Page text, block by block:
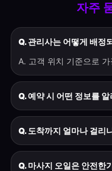
자주
Q. 관리사는 어떻게 배정
A. 고객 위치 기준으로
Q. 예약 시 어떤 정보를
Q. 도착까지 얼마나 걸리
Q. 마사지 오일은 안전한